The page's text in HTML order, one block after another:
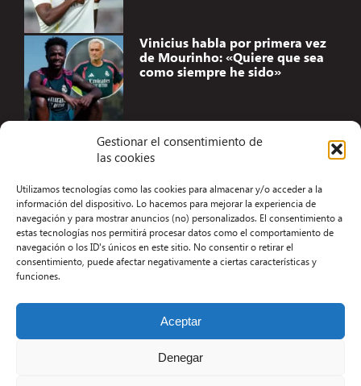
Gestionar el consentimiento de
las cookies
Utilizamos tecnologías como las cookies para almacenar y/o acceder a la
información del dispositivo. Lo hacemos para mejorar la experiencia de
navegación y para mostrar anuncios (no) personalizados. El consentimiento a
estas tecnologías nos permitirá procesar datos como el comportamiento de
navegación o los ID's únicos en este sitio. No consentir o retirar el
consentimiento, puede afectar negativamente a ciertas características y
funciones.
Aceptar
Denegar
Vinicius habla por primera vez
de Mourinho: «Quiere que sea
como siempre he sido»
Aviso Legal
Términos y condiciones
Política de privacidad
Contacto
Desarrollo Web por Kiwop